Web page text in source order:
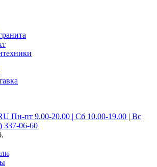
Пн-пт 9.00-20.00 | Сб 10.00-19.00 | Вс
337-06-60